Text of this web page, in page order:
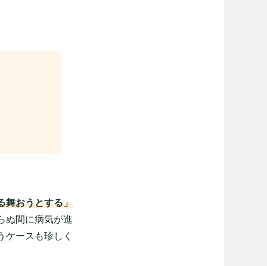
舞おうとする」
ぬ間に病気が進
ースも珍しく